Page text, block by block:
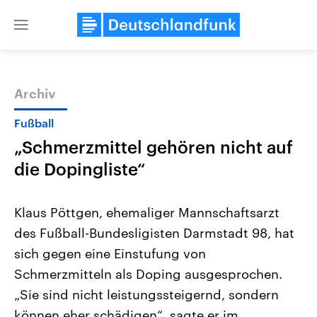
Close
Themen
Landtagswahl Sachsen-Anhalt
2026
Alle Informationen
Sachsen-Anhalt wählt am 6.
September 2026 einen neuen
Landtag. Seit 2021 wird das
Bundesland von einer Koalition aus
Aktuelle Beiträge,
Wirtschaftlich und
gehören die Vereinigten
den mächtigsten Ländern
mit großem Einfluss auf
Archiv
Fußball
„Schmerzmittel gehören nicht auf
die Dopingliste“
Klaus Pöttgen, ehemaliger Mannschaftsarzt
des Fußball-Bundesligisten Darmstadt 98, hat
sich gegen eine Einstufung von
Schmerzmitteln als Doping ausgesprochen.
„Sie sind nicht leistungssteigernd, sondern